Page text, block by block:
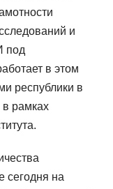
и
под
в этом
республики в
в рамках
сегодня на